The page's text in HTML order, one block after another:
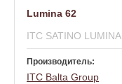
Lumina 62
ITC SATINO LUMINA
Производитель:
ITC Balta Group